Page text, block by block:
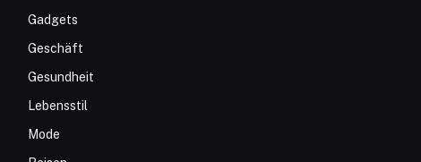
Gadgets
Geschäft
Gesundheit
Lebensstil
Mode